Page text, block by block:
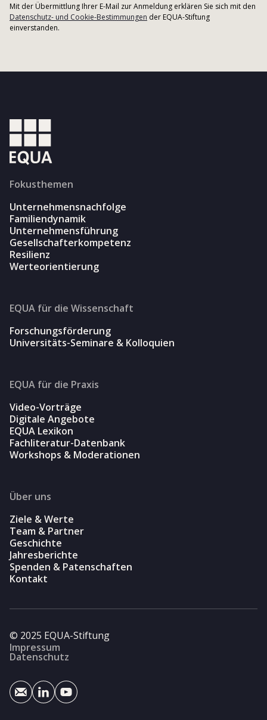
Mit der Übermittlung Ihrer E-Mail zur Anmeldung erklären Sie sich mit den
Datenschutz- und Cookie-Bestimmungen der EQUA-Stiftung
einverstanden.
Fokusthemen
Unternehmensnachfolge
Familiendynamik
Unternehmensführung
Gesellschafterkompetenz
Resilienz
Werteorientierung
EQUA für die Wissenschaft
Forschungsförderung
Universitäts-Seminare & Kolloquien
EQUA für die Praxis
Video-Vorträge
Digitale Angebote
EQUA Lexikon
Fachliteratur-Datenbank
Workshops & Moderationen
Über uns
Ziele & Werte
Team & Partner
Geschichte
Jahresberichte
Spenden & Patenschaften
Kontakt
© 2025 EQUA-Stiftung
Impressum
Datenschutz